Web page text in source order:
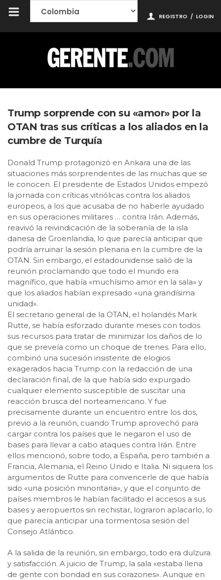
REGISTRO / LOGIN
Trump sorprende con su «amor» por la
OTAN tras sus críticas a los aliados en la
cumbre de Turquía
Donald Trump protagonizó en Ankara una de las
situaciones más sorprendentes de las muchas que se
le conocen. El presidente de Estados Unidos empezó
la jornada con críticas vitriólicas contra los aliados
europeos, a los que acusaba de no haberle ayudado
en sus operaciones militares … contra Irán. Además,
reavivó la reivindicación de la soberanía de la isla
danesa de Groenlandia, lo que parecía anticipar que
podría arruinar la sesión plenaria en la cumbre de la
OTAN. Sin embargo, el estadounidense salió de la
reunión proclamando que todo el mundo era
magnífico, que había «muchísimo amor en la sala» y
que los aliados habían expresado «una grandísima
unidad».
El secretario general de la OTAN, el holandés Mark
Rutte, se había esforzado durante meses con todos
sus recursos para tratar de minimizar los daños de lo
que se preveía como un choque de trenes. Para ello,
combinó una sucesión insistente de elogios
exagerados hacia Trump con la redacción de una
declaración final, de la que había sido expurgado
cualquier elemento susceptible de suscitar una
reacción brusca del norteamericano. Y fue
precisamente durante un encuentro entre los dos,
previo a la reunión, cuando Trump aprovechó para
cargar contra los países que le negaron el uso de
bases para llevar a cabo ataques contra Irán. Entre
ellos mencionó, sobre todo, a España, pero también a
Francia, Alemania, el Reino Unido e Italia. Ni siquiera los
argumentos de Rutte para convencerle de que había
sido «una posición minoritaria», y que el conjunto de
países miembros le habían facilitado el accesos a sus
bases y aeropuertos sin rechistar, lograron aplacarlo, lo
que parecía anticipar una tormentosa sesión del
Consejo Atlántico.
A la salida de la reunión, sin embargo, todo era dulzura
y satisfacción. A juicio de Trump, la sala «estaba llena
de gente con bondad en sus corazones». Aunque en